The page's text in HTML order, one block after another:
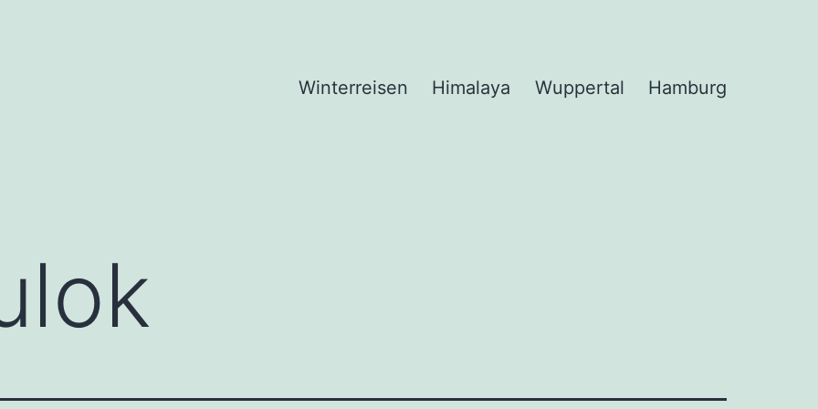
Winterreisen Himalaya Wuppertal Hamburg